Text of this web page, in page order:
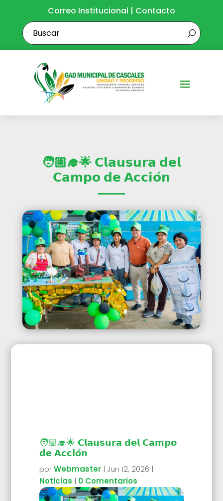
Correo Institucional | Contacto
🧑🏼‍🎓🌟 𝗖𝗹𝗮𝘂𝘀𝘂𝗿𝗮 𝗱𝗲𝗹
𝗖𝗮𝗺𝗽𝗼 𝗱𝗲 𝗔𝗰𝗰𝗶𝗼́𝗻
🧑🏼‍🎓🌟 𝗖𝗹𝗮𝘂𝘀𝘂𝗿𝗮 𝗱𝗲𝗹 𝗖𝗮𝗺𝗽𝗼
𝗱𝗲 𝗔𝗰𝗰𝗶𝗼́𝗻
porWebmaster| Jun 12, 2026 |
Noticias | 0 Comentarios